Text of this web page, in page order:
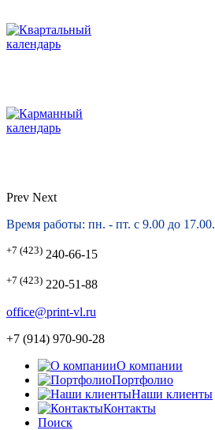
Prev Next
Время работы: пн. - пт. с 9.00 до 17.00.
+7 (423) 240-66-15
+7 (423) 220-51-88
office@print-vl.ru
+7 (914) 970-90-28
О компании
Портфолио
Наши клиенты
Контакты
Поиск